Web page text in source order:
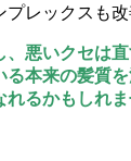
プレックスも
、悪いクセは
る本来の髪質
れるかもしれま